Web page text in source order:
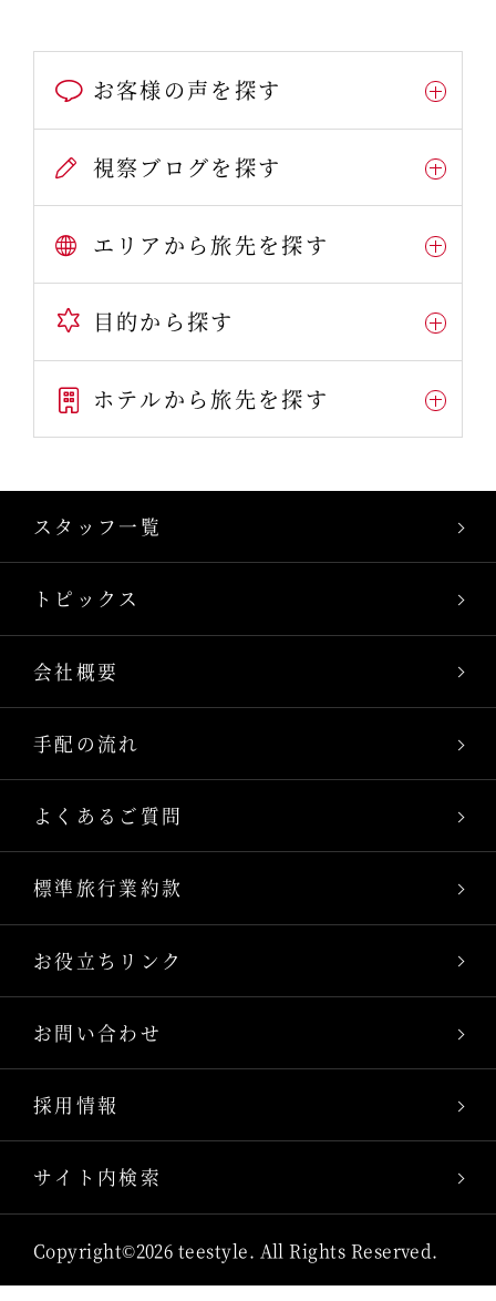
お客様の声を探す
視察ブログを探す
エリアから旅先を探す
目的から探す
ホテルから旅先を探す
スタッフ一覧
トピックス
会社概要
手配の流れ
よくあるご質問
標準旅行業約款
お役立ちリンク
お問い合わせ
採用情報
サイト内検索
Copyright©2026 teestyle. All Rights Reserved.